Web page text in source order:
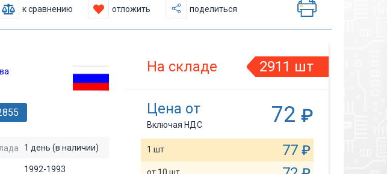
к сравнению отложить поделиться
1 день (в наличии)
1992-1993
На складе 2911 шт
Цена от
Включая НДС 72 ₽
1 шт 77 ₽